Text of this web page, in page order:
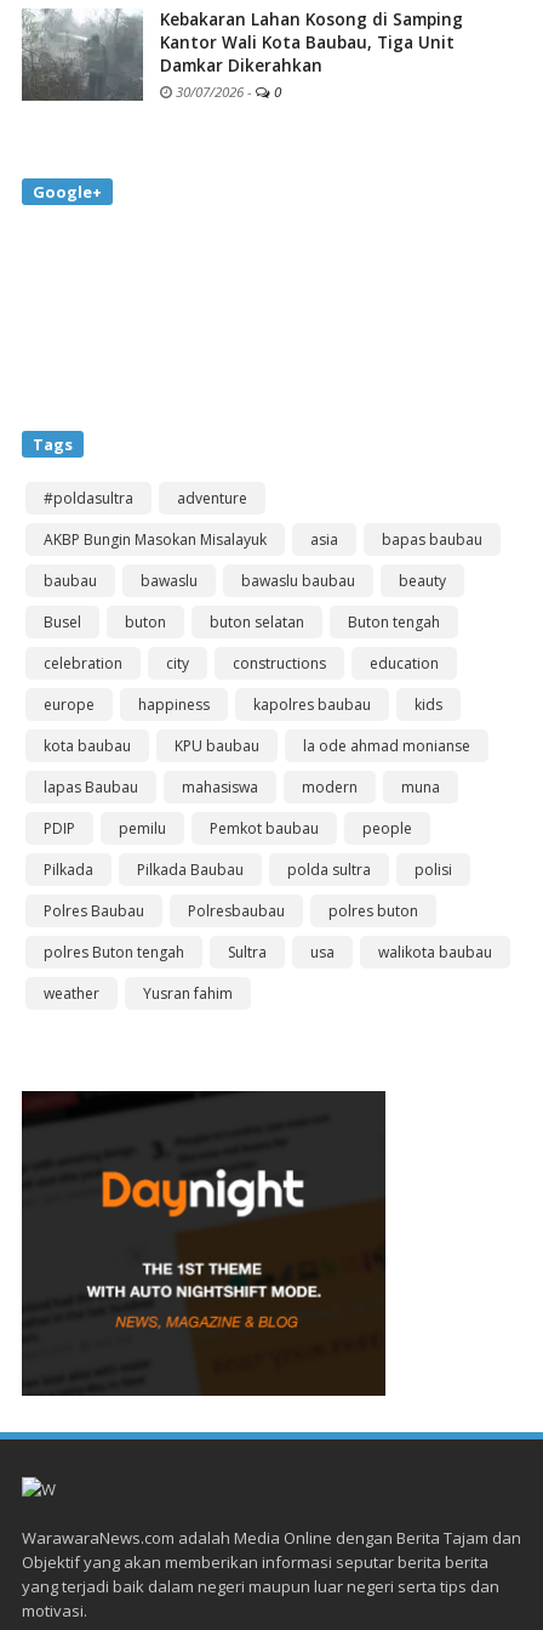
Kebakaran Lahan Kosong di Samping
Kantor Wali Kota Baubau, Tiga Unit
Damkar Dikerahkan
30/07/2026 - 0
Google+
Tags
#poldasultra
adventure
AKBP Bungin Masokan Misalayuk
asia
bapas baubau
baubau
bawaslu bawaslu baubau
beauty
Busel
buton buton selatan
Buton tengah
celebration
city constructions
education
europe
happiness kapolres baubau
kids
kota baubau
KPU baubau
la ode ahmad monianse
lapas Baubau
mahasiswa modern
muna
PDIP
pemilu Pemkot baubau
people
Pilkada
Pilkada Baubau polda sultra
polisi
Polres Baubau
Polresbaubau
polres buton
polres Buton tengah
Sultra usa
walikota baubau
weather
Yusran fahim
WarawaraNews.com adalah Media Online dengan Berita Tajam dan
Objektif yang akan memberikan informasi seputar berita berita
yang terjadi baik dalam negeri maupun luar negeri serta tips dan
motivasi.